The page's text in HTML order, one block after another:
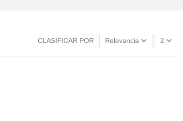
CLASIFICAR POR Relevancia 2